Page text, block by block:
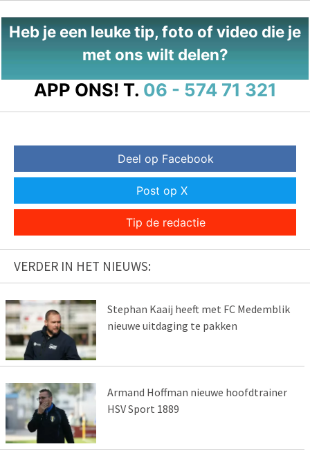
Heb je een leuke tip, foto of video die je
met ons wilt delen?
APP ONS! T. 06 - 574 71 321
Deel op Facebook
Post op X
Tip de redactie
VERDER IN HET NIEUWS:
Stephan Kaaij heeft met FC Medemblik
nieuwe uitdaging te pakken
Armand Hoffman nieuwe hoofdtrainer
HSV Sport 1889